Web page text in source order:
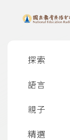
上方功
探索
語言
親子
精選